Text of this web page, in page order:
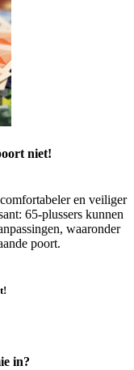
niet!
en veiliger
65-plussers kunnen
waaronder
poort.
in?